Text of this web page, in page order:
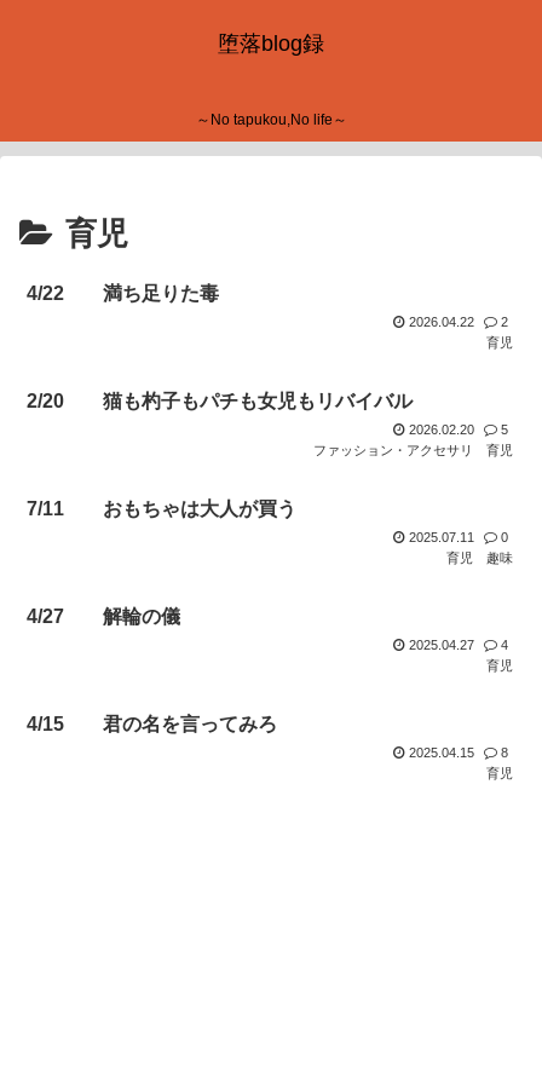
堕落blog録
～No tapukou,No life～
育児
4/22 満ち足りた毒
2026.04.22
2
育児
2/20 猫も杓子もパチも女児もリバイバル
2026.02.20
5
ファッション・アクセサリ
育児
7/11 おもちゃは大人が買う
2025.07.11
0
育児
趣味
4/27 解輪の儀
2025.04.27
4
育児
4/15 君の名を言ってみろ
2025.04.15
8
育児